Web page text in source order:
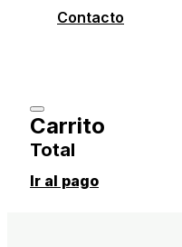
Contacto
Carrito
Total
Ir al pago